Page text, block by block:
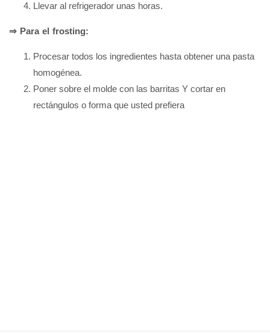
Llevar al refrigerador unas horas.
⇒ Para el frosting:
Procesar todos los ingredientes hasta obtener una pasta
homogénea.
Poner sobre el molde con las barritas Y cortar en
rectángulos o forma que usted prefiera